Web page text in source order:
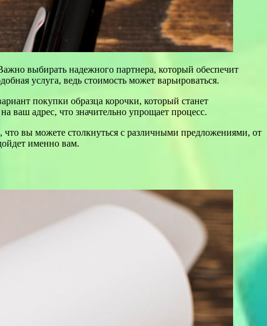
выбирать надежного партнера, который обеспечит
услуга, ведь стоимость может варьироваться.
покупки образца корочки, который станет
адрес, что значительно упрощает процесс.
вы можете столкнуться с различными предложениями, от
именно вам.